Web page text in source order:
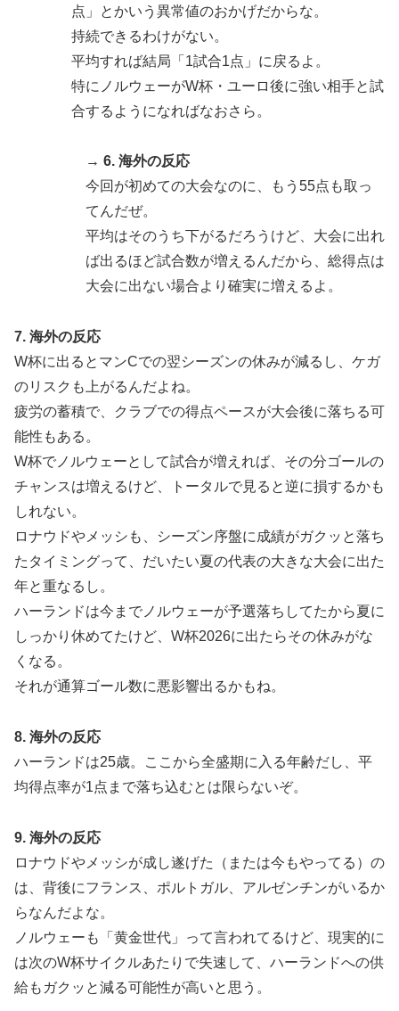
点」とかいう異常値のおかげだからな。
持続できるわけがない。
平均すれば結局「1試合1点」に戻るよ。
特にノルウェーがW杯・ユーロ後に強い相手と試
合するようになればなおさら。
→ 6. 海外の反応
今回が初めての大会なのに、もう55点も取っ
てんだぜ。
平均はそのうち下がるだろうけど、大会に出れ
ば出るほど試合数が増えるんだから、総得点は
大会に出ない場合より確実に増えるよ。
7. 海外の反応
W杯に出るとマンCでの翌シーズンの休みが減るし、ケガ
のリスクも上がるんだよね。
疲労の蓄積で、クラブでの得点ペースが大会後に落ちる可
能性もある。
W杯でノルウェーとして試合が増えれば、その分ゴールの
チャンスは増えるけど、トータルで見ると逆に損するかも
しれない。
ロナウドやメッシも、シーズン序盤に成績がガクッと落ち
たタイミングって、だいたい夏の代表の大きな大会に出た
年と重なるし。
ハーランドは今までノルウェーが予選落ちしてたから夏に
しっかり休めてたけど、W杯2026に出たらその休みがな
くなる。
それが通算ゴール数に悪影響出るかもね。
8. 海外の反応
ハーランドは25歳。ここから全盛期に入る年齢だし、平
均得点率が1点まで落ち込むとは限らないぞ。
9. 海外の反応
ロナウドやメッシが成し遂げた（または今もやってる）の
は、背後にフランス、ポルトガル、アルゼンチンがいるか
らなんだよな。
ノルウェーも「黄金世代」って言われてるけど、現実的に
は次のW杯サイクルあたりで失速して、ハーランドへの供
給もガクッと減る可能性が高いと思う。